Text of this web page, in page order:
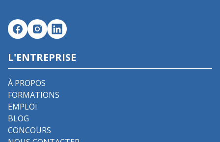
L'ENTREPRISE
À PROPOS
FORMATIONS
EMPLOI
BLOG
CONCOURS